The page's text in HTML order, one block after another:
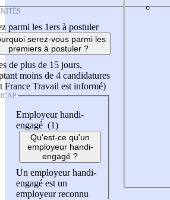
parmi les 1ers à postuler
serez-vous parmi les
premiers à postuler ?
de plus de 15 jours,
moins de 4 candidatures
France Travail est informé)
Employeur handi-
engagé (1)
Qu'est-ce qu'un
employeur handi-
engagé ?
Un employeur handi-
engagé est un
employeur reconnu